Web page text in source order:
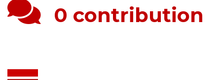
0 contribution